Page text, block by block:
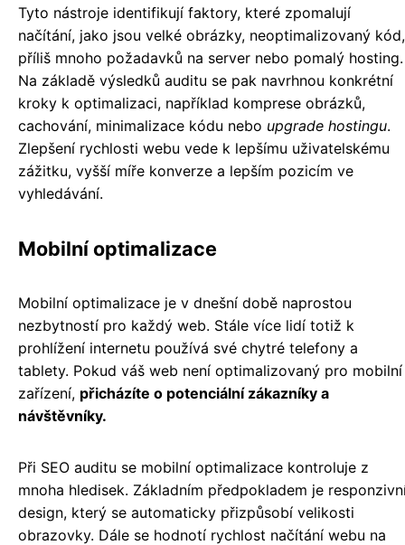
Tyto nástroje identifikují faktory, které zpomalují
načítání, jako jsou velké obrázky, neoptimalizovaný kód,
příliš mnoho požadavků na server nebo pomalý hosting.
Na základě výsledků auditu se pak navrhnou konkrétní
kroky k optimalizaci, například komprese obrázků,
cachování, minimalizace kódu nebo upgrade hostingu.
Zlepšení rychlosti webu vede k lepšímu uživatelskému
zážitku, vyšší míře konverze a lepším pozicím ve
vyhledávání.
Mobilní optimalizace
Mobilní optimalizace je v dnešní době naprostou
nezbytností pro každý web. Stále více lidí totiž k
prohlížení internetu používá své chytré telefony a
tablety. Pokud váš web není optimalizovaný pro mobilní
zařízení, přicházíte o potenciální zákazníky a
návštěvníky.
Při SEO auditu se mobilní optimalizace kontroluje z
mnoha hledisek. Základním předpokladem je
design, který se automaticky přizpůsobí velikosti
obrazovky. Dále se hodnotí rychlost načítání webu na